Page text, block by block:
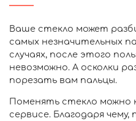
Ваше стекло может
самых незначительных
случаях, после этого
невозможно. А осколки
порезать вам пальцы.
Поменять стекло можно
сервисе. Благодаря чему,